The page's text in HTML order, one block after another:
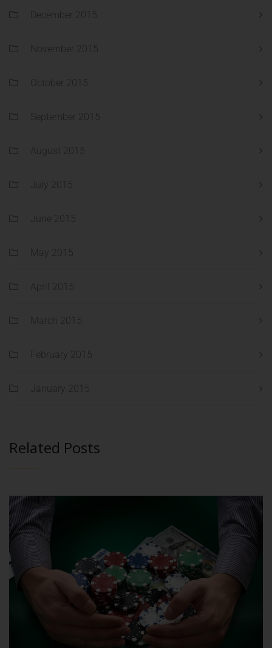
December 2015
November 2015
October 2015
September 2015
August 2015
July 2015
June 2015
May 2015
April 2015
March 2015
February 2015
January 2015
Related Posts